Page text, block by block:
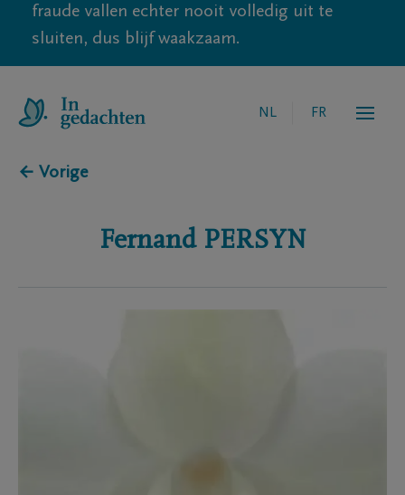
fraude vallen echter nooit volledig uit te
sluiten, dus blijf waakzaam.
NL FR
← Vorige
Fernand PERSYN